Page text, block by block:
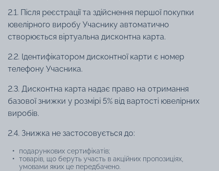
2.1. Після реєстрації та здійснення першої покупки
ювелірного виробу Учаснику автоматично
створюється віртуальна дисконтна карта.
2.2. Ідентифікатором дисконтної карти є номер
телефону Учасника.
2.3. Дисконтна карта надає право на отримання
базової знижки у розмірі 5% від вартості ювелірних
виробів.
2.4. Знижка не застосовується до:
подарункових сертифікатів;
товарів, що беруть участь в акційних пропозиціях,
умовами яких це передбачено.